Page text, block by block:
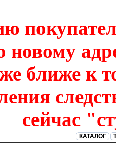
новому
ближе к
сейчас
КАТАЛОГ